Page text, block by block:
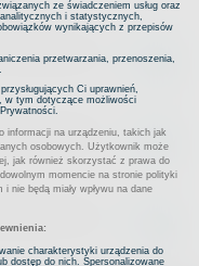
zatrzymuje się
ale na program
informacji na urządzeniu, takich jak
osobowych. Użytkownik może
jak również skorzystać z prawa do
momencie na stronie polityki
nie będą miały wpływu na dane
ze świadczeniem usług oraz
i statystycznych,
wynikających z przepisów
przetwarzania, przenoszenia,
Ci uprawnień,
w tym dotyczące możliwości
.
charakterystyki urządzenia do
dostęp do nich. Spersonalizowane